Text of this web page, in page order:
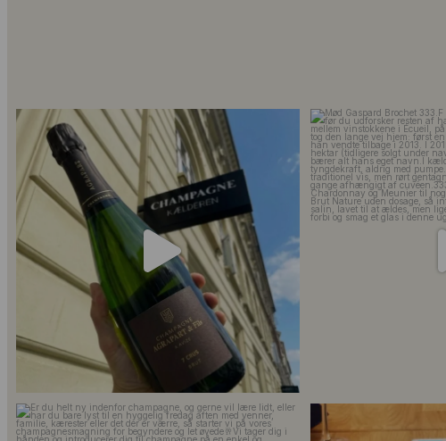
Kun 8 billetter tilbage til vores fredagssmagning
53 2
Mød Gaspard Brochet
Er du helt ny indenfor champagne, og gerne vil Kan man få for meget